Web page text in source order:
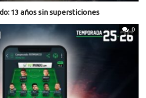
13 años sin supersticiones
0